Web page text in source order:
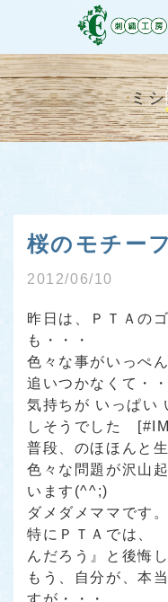
ミ
桜のモチー
2012/06/10
昨日は、ＰＴＡの
も・・・
色々な事がいっぺ
追いつかなくて・・
気持ちが いっぱい
しそうでした
普段、のほほんと
色々な問題が沢山
います(^^;)
ダメダメママ です
特にＰＴＡでは、
んだろう』
と後悔
もう、自分が、本
すが・・・